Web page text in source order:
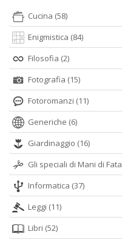
Cucina (58)
Enigmistica (84)
Filosofia (2)
Fotografia (15)
Fotoromanzi (11)
Generiche (6)
Giardinaggio (16)
Gli speciali di Mani di Fata
Informatica (37)
Leggi (11)
Libri (52)